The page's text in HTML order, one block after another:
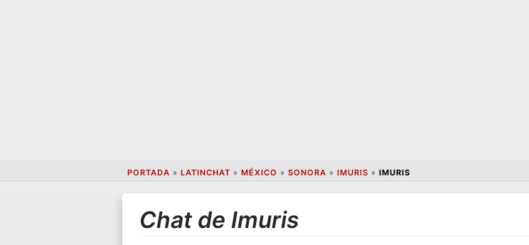
PORTADA » LATINCHAT » MÉXICO » SONORA » IMURIS » IMURIS
Chat de Imuris